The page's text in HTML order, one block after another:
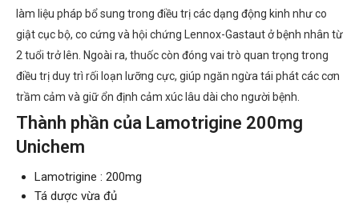
làm liệu pháp bổ sung trong điều trị các dạng động kinh như co
giật cục bộ, co cứng và hội chứng Lennox-Gastaut ở bệnh nhân từ
2 tuổi trở lên. Ngoài ra, thuốc còn đóng vai trò quan trọng trong
điều trị duy trì rối loạn lưỡng cực, giúp ngăn ngừa tái phát các cơn
trầm cảm và giữ ổn định cảm xúc lâu dài cho người bệnh.
Thành phần của Lamotrigine 200mg
Unichem
Lamotrigine : 200mg
Tá dược vừa đủ